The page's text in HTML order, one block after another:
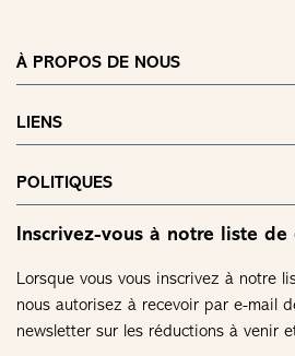
À PROPOS DE NOUS
LIENS
POLITIQUES
Inscrivez-vous à notre liste de
Lorsque vous vous inscrivez à notre
nous autorisez à recevoir par e-mail
newsletter sur les réductions à venir